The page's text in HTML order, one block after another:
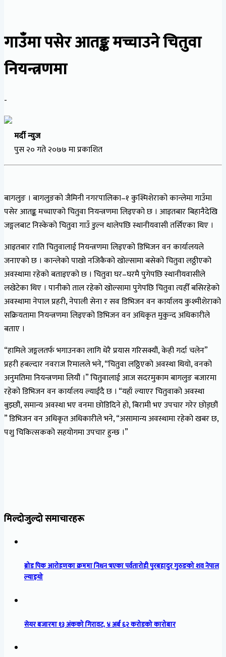
गाउँमा पसेर आतङ्क मच्चाउने चितुवा
नियन्त्रणमा
-
मर्दी न्युज
पुस २० गते २०७७ मा प्रकाशित
बागलुङ । बागलुङको जैमिनी नगरपालिका–१ कुश्मिशेराको कान्लेमा गाउँमा
पसेर आतङ्क मच्चाएको चितुवा नियन्त्रणमा लिइएको छ । आइतबार बिहानैदेखि
जङ्गलबाट निस्केको चितुवा गाउँ डुल्न थालेपछि स्थानीयवासी तर्सिएका थिए ।
आइतबार राति चितुवालाई नियन्त्रणमा लिइएको डिभिजन वन कार्यालयले
जनाएको छ । कान्लेको पाखो नजिकैको खोल्सामा बसेको चितुवा लठ्ठीएको
अवस्थामा रहेको बताइएको छ । चितुवा घर–घरमै पुगेपछि स्थानीयवासीले
लखेटेका थिए । पानीको ताल रहेको खोल्सामा पुगेपछि चितुवा त्यहीँ बसिरहेको
अवस्थामा नेपाल प्रहरी, नेपाली सेना र सव डिभिजन वन कार्यालय कुश्मीशेराको
सक्रियतामा नियन्त्रणमा लिइएको डिभिजन वन अधिकृत मुकुन्द अधिकारीले
बताए ।
“हामिले जङ्गलतर्फ भगाउनका लागि धेरै प्रयास गरिसक्यौं, केही गर्दा चलेन”
प्रहरी हबल्दार नवराज रिमालले भने, “चितुवा लठ्ठिएको अवस्था थियो, वनको
अनुमतिमा नियन्त्रणमा लियौं ।” चितुवालाई आज सदरमुकाम बागलुङ बजारमा
रहेको डिभिजन वन कार्यालय ल्याईंदै छ । “यहाँ ल्याएर चितुवाको अवस्था
बुझ्छौं, समान्य अवस्था भए वनमा छोडिदिने हो, बिरामी भए उपचार गरेर छोड्छौं
” डिभिजन वन अधिकृत अधिकारीले भने, “असामान्य अवस्थामा रहेको खबर छ,
पशु चिकित्सकको सहयोगमा उपचार हुन्छ ।”
मिल्दोजुल्दो समाचारहरू
ब्रोड पिक आरोहणका क्रममा निधन भएका पर्वतारोही पुरबहादुर गुरुङको शव नेपाल
ल्याइयो
सेयर बजारमा १३ अंकको गिरावट, ४ अर्ब ६२ करोडको कारोबार